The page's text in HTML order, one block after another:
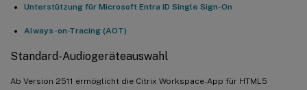
Unterstützung für Microsoft Entra ID Single Sign-On
Always-on-Tracing (AOT)
Standard-Audiogeräteauswahl
Ab Version 2511 ermöglicht die Citrix Workspace-App für HTML5